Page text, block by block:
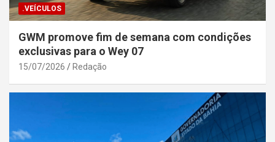
.VEÍCULOS
GWM promove fim de semana com condições
exclusivas para o Wey 07
15/07/2026 Redação